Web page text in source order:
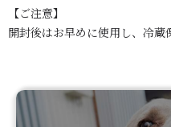
【ご注意】
開封後はお早めに使用し、冷蔵